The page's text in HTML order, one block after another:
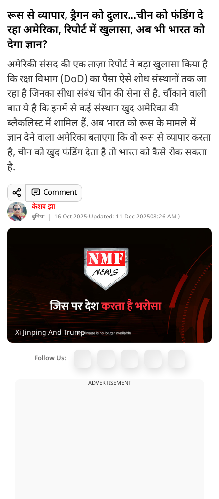
रूस से व्यापार, ड्रैगन को दुलार...चीन को फंडिंग दे
रहा अमेरिका, रिपोर्ट में खुलासा, अब भी भारत को
देगा ज्ञान?
अमेरिकी संसद की एक ताज़ा रिपोर्ट ने बड़ा खुलासा किया है
कि रक्षा विभाग (DoD) का पैसा ऐसे शोध संस्थानों तक जा
रहा है जिनका सीधा संबंध चीन की सेना से है. चौंकाने वाली
बात ये है कि इनमें से कई संस्थान खुद अमेरिका की
ब्लैकलिस्ट में शामिल हैं. अब भारत को रूस के मामले में
ज्ञान देने वाला अमेरिका बताएगा कि वो रूस से व्यापार करता
है, चीन को खुद फंडिंग देता है तो भारत को कैसे रोक सकता
है.
केशव झा
दुनिया 16 Oct 2025(Updated: 11 Dec 202508:26 AM )
Comment
Xi Jinping And Trump
Follow Us:
ADVERTISEMENT